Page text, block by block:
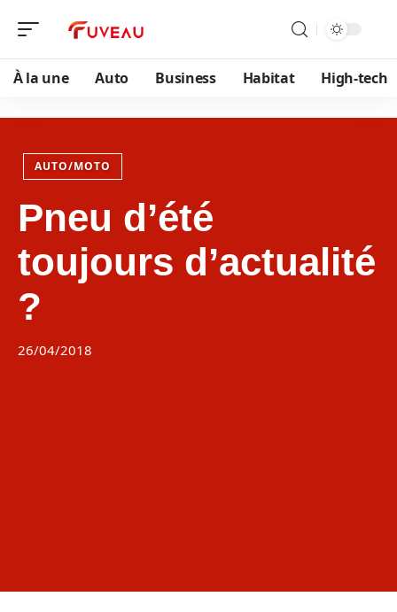
À la une Auto Business Habitat High-tech
AUTO/MOTO
Pneu d’été
toujours d’actualité
?
26/04/2018